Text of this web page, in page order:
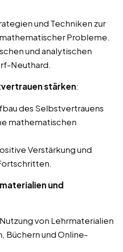
und Techniken zur
Probleme.
und analytischen
Neuthard.
stärken:
des Selbstvertrauens
mathematischen
Verstärkung und
und
von Lehrmaterialien
Büchern und Online-